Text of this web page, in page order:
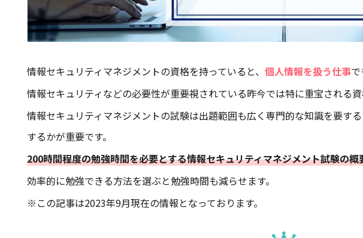
情報セキュリティマネジメントの資格を持っていると、 個人情報を扱う仕事で
情報セキュリティなどの必要性が重要視されている昨今では特に重宝される資
情報セキュリティマネジメントの試験は出題範囲も広く専門的な知識を要す
するかが重要です。
200時間程度の勉強時間を必要とする情報セキュリティマネジメント試験の概
効率的に勉強できる方法を選ぶと勉強時間も減らせます。
※この記事は2023年9月現在の情報となっております。